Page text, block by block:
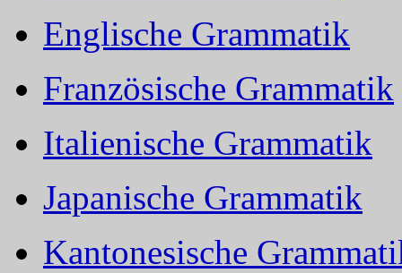
Englische Grammatik
Französische Grammatik
Italienische Grammatik
Japanische Grammatik
Kantonesische